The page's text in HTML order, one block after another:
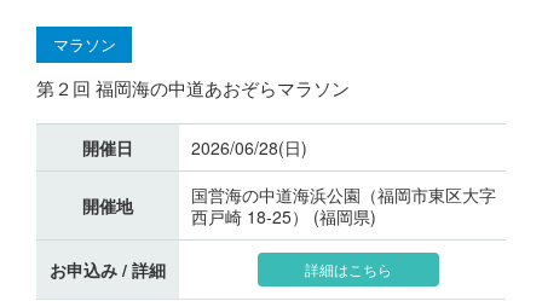
マラソン
第２回 福岡海の中道あおぞらマラソン
開催日 2026/06/28(日)
開催地
国営海の中道海浜公園（福岡市東区大字
西戸崎 18-25） (福岡県)
お申込み / 詳細 詳細はこちら